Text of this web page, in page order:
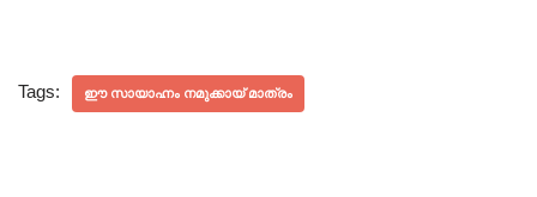
Tags: ഈ സായാഹ്നം നമുക്കായ് മാത്രം